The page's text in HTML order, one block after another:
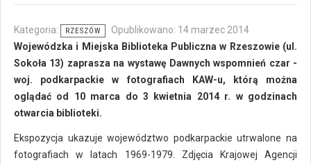
Kategoria: RZESZÓW
Opublikowano: 14 marzec 2014
Wojewódzka i Miejska Biblioteka Publiczna w Rzeszowie (ul.
Sokoła 13) zaprasza na wystawę Dawnych wspomnień czar -
woj. podkarpackie w fotografiach KAW-u, którą można
oglądać od 10 marca do 3 kwietnia 2014 r. w godzinach
otwarcia biblioteki.
Ekspozycja ukazuje województwo podkarpackie utrwalone na
fotografiach w latach 1969-1979. Zdjęcia Krajowej Agencji